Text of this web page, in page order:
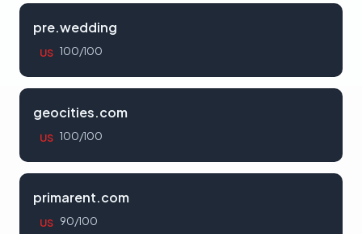
pre.wedding
US 100/100
geocities.com
US 100/100
primarent.com
US 90/100